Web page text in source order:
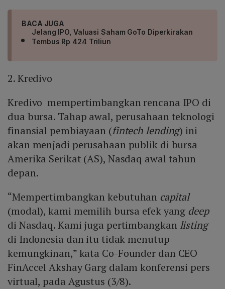
BACA JUGA
Jelang IPO, Valuasi Saham GoTo Diperkirakan
Tembus Rp 424 Triliun
2. Kredivo
Kredivo mempertimbangkan rencana IPO di
dua bursa. Tahap awal, perusahaan teknologi
finansial pembiayaan (fintech lending) ini
akan menjadi perusahaan publik di bursa
Amerika Serikat (AS), Nasdaq awal tahun
depan.
“Mempertimbangkan kebutuhan capital
(modal), kami memilih bursa efek yang deep
di Nasdaq. Kami juga pertimbangkan listing
di Indonesia dan itu tidak menutup
kemungkinan,” kata Co-Founder dan CEO
FinAccel Akshay Garg dalam konferensi pers
virtual, pada Agustus (3/8).